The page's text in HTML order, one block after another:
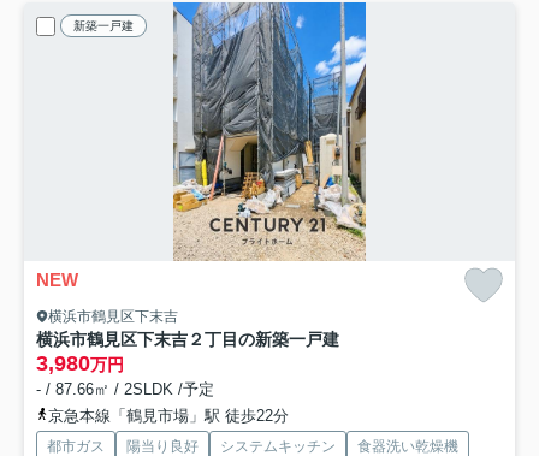
新築一戸建
NEW
横浜市鶴見区下末吉
横浜市鶴見区下末吉２丁目の新築一戸建
3,980万円
- / 87.66㎡ / 2SLDK /予定
京急本線「鶴見市場」駅 徒歩22分
都市ガス 陽当り良好 システムキッチン
食器洗い乾燥機